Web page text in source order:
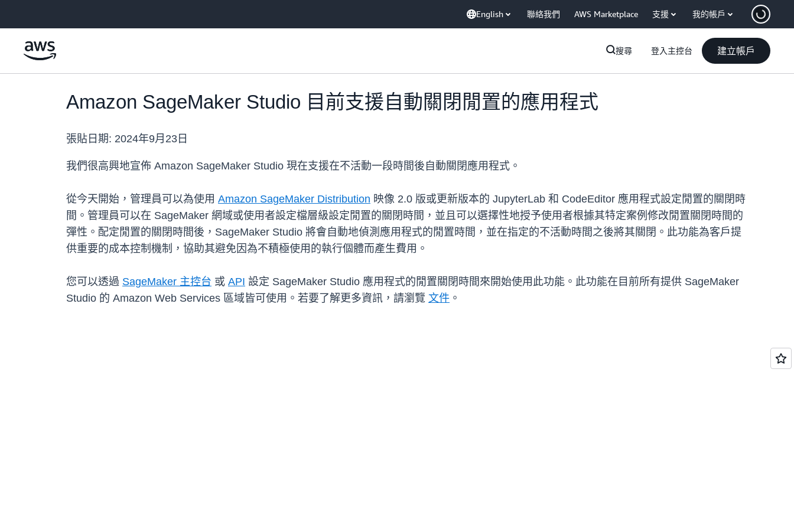
English 聯絡我們 AWS Marketplace 支援 我的帳戶
搜尋 登入主控台 建立帳戶
Amazon SageMaker Studio 目前支援自動關閉閒置的應用程式
張貼日期: 2024年9月23日
我們很高興地宣佈 Amazon SageMaker Studio 現在支援在不活動一段時間後自動關閉應用程式。
從今天開始，管理員可以為使用 Amazon SageMaker Distribution 映像 2.0 版或更新版本的 JupyterLab 和 CodeEditor 應用程式設定閒置的關閉時
間。管理員可以在 SageMaker 網域或使用者設定檔層級設定閒置的關閉時間，並且可以選擇性地授予使用者根據其特定案例修改閒置關閉時間的
彈性。配定閒置的關閉時間後，SageMaker Studio 將會自動地偵測應用程式的閒置時間，並在指定的不活動時間之後將其關閉。此功能為客戶提
供重要的成本控制機制，協助其避免因為不積極使用的執行個體而產生費用。
您可以透過 SageMaker 主控台 或 API 設定 SageMaker Studio 應用程式的閒置關閉時間來開始使用此功能。此功能在目前所有提供 SageMaker
Studio 的 Amazon Web Services 區域皆可使用。若要了解更多資訊，請瀏覽 文件 。